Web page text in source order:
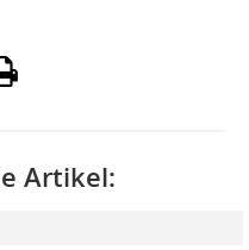
Artikel: